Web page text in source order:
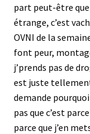
part peut-être que
étrange, c’est
OVNI de la
font peur,
j’prends pas de
est juste
demande
pas que c’est
parce que j’en